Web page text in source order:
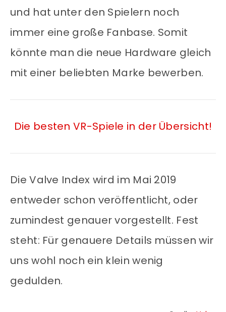
und hat unter den Spielern noch
immer eine große Fanbase. Somit
könnte man die neue Hardware gleich
mit einer beliebten Marke bewerben.
Die besten VR-Spiele in der Übersicht!
Die Valve Index wird im Mai 2019
entweder schon veröffentlicht, oder
zumindest genauer vorgestellt. Fest
steht: Für genauere Details müssen wir
uns wohl noch ein klein wenig
gedulden.